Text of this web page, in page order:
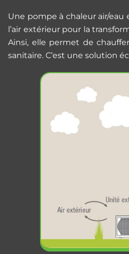
Une pompe à chaleur air/
l’air extérieur pour la
Ainsi, elle permet de
sanitaire. C’est une solution